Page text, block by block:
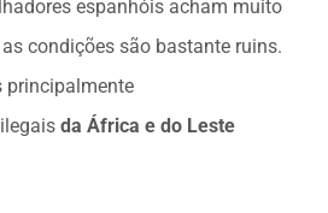
espanhóis acham muito
condições são bastante ruins.
principalmente
da África e do Leste